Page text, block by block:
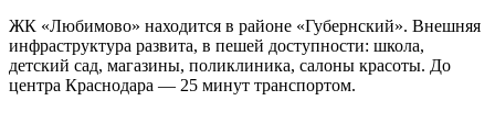
ЖК «Любимово» находится в районе «Губернский». Внешняя
инфраструктура развита, в пешей доступности: школа,
детский сад, магазины, поликлиника, салоны красоты. До
центра Краснодара — 25 минут транспортом.